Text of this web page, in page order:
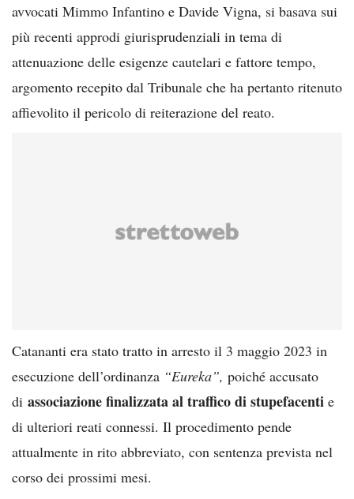
avvocati Mimmo Infantino e Davide Vigna, si basava sui
più recenti approdi giurisprudenziali in tema di
attenuazione delle esigenze cautelari e fattore tempo,
argomento recepito dal Tribunale che ha pertanto ritenuto
affievolito il pericolo di reiterazione del reato.
Catananti era stato tratto in arresto il 3 maggio 2023 in
esecuzione dell’ordinanza “Eureka”, poiché accusato
di associazione finalizzata al traffico di stupefacenti e
di ulteriori reati connessi. Il procedimento pende
attualmente in rito abbreviato, con sentenza prevista nel
corso dei prossimi mesi.